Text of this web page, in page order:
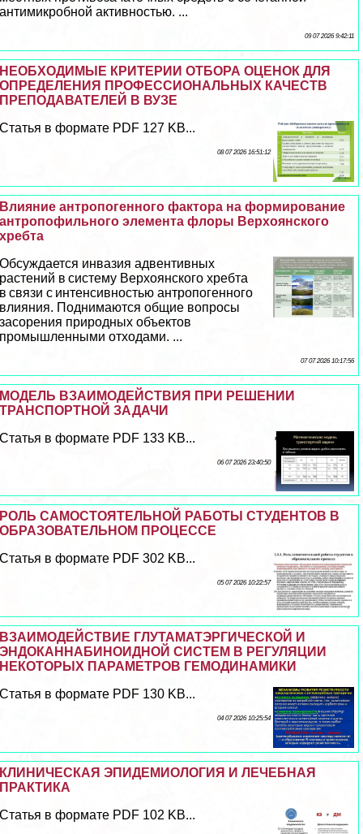
антимикробной активностью. ...
09 07 2026 9:42:11
НЕОБХОДИМЫЕ КРИТЕРИИ ОТБОРА ОЦЕНОК ДЛЯ
ОПРЕДЕЛЕНИЯ ПРОФЕССИОНАЛЬНЫХ КАЧЕСТВ
ПРЕПОДАВАТЕЛЕЙ В ВУЗЕ
Статья в формате PDF 127 KB...
08 07 2026 16:51:12
Влияние антропогенного фактора на формирование
антропофильного элемента флоры Верхоянского
хребта
Обсуждается инвазия адвентивных
растений в систему Верхоянского хребта
в связи с интенсивностью антропогенного
влияния. Поднимаются общие вопросы
засорения природных объектов
промышленными отходами. ...
07 07 2026 10:17:56
МОДЕЛЬ ВЗАИМОДЕЙСТВИЯ ПРИ РЕШЕНИИ
ТРАНСПОРТНОЙ ЗАДАЧИ
Статья в формате PDF 133 KB...
06 07 2026 23:40:50
РОЛЬ САМОСТОЯТЕЛЬНОЙ РАБОТЫ СТУДЕНТОВ В
ОБРАЗОВАТЕЛЬНОМ ПРОЦЕССЕ
Статья в формате PDF 302 KB...
05 07 2026 10:22:57
ВЗАИМОДЕЙСТВИЕ ГЛУТАМАТЭРГИЧЕСКОЙ И
ЭНДОКАННАБИНОИДНОЙ СИСТЕМ В РЕГУЛЯЦИИ
НЕКОТОРЫХ ПАРАМЕТРОВ ГЕМОДИНАМИКИ
Статья в формате PDF 130 KB...
04 07 2026 10:25:54
КЛИНИЧЕСКАЯ ЭПИДЕМИОЛОГИЯ И ЛЕЧЕБНАЯ
ПРАКТИКА
Статья в формате PDF 102 KB...